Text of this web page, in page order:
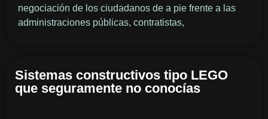
negociación de los ciudadanos de a pie frente a las
administraciones públicas, contratistas,
Sistemas constructivos tipo LEGO
que seguramente no conocías